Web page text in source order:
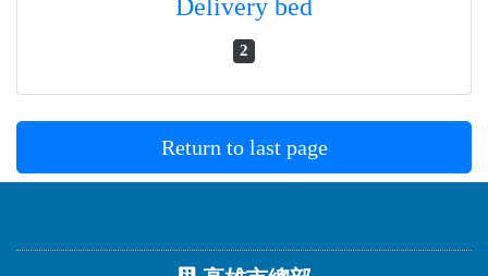
Delivery bed
2
Return to last page